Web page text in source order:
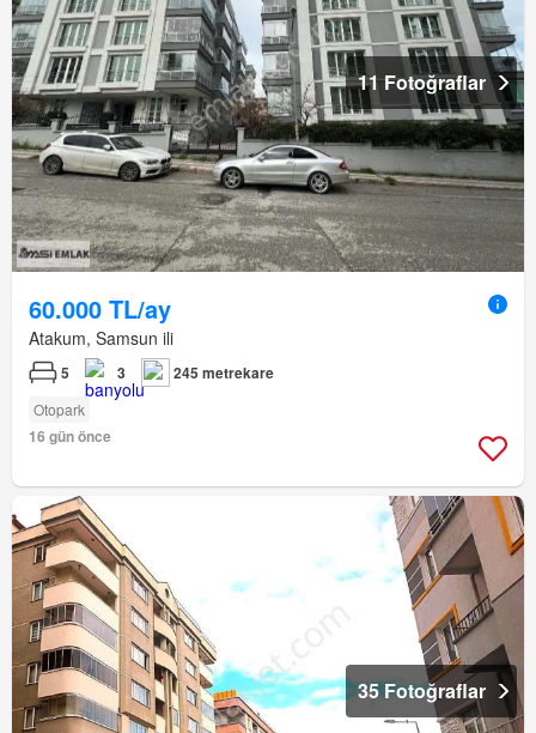
11 Fotoğraflar
60.000 TL/ay
Atakum, Samsun ili
5 3 245 metrekare
Otopark
16 gün önce
35 Fotoğraflar